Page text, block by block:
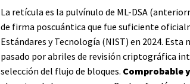
La retícula es la pulvínulo de ML-DSA
de firma poscuántica que fue suficiente
Estándares y Tecnología (NIST) en 2024. Esta
pasado por abriles de revisión criptográfica
selección del flujo de bloques. Comprobable